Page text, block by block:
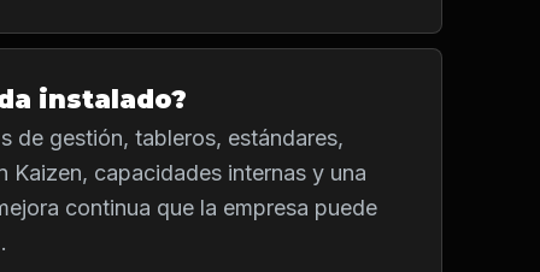
instalado?
de gestión, tableros, estándares,
Kaizen, capacidades internas y una
continua que la empresa puede